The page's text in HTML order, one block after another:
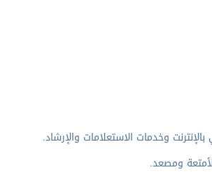
وخدمات الاستعلامات والإرشاد.